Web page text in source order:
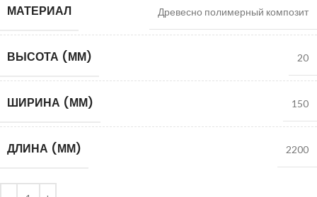
МАТЕРИАЛ Древесно полимерный композит
ВЫСОТА (ММ) 20
ШИРИНА (ММ) 150
ДЛИНА (ММ) 2200